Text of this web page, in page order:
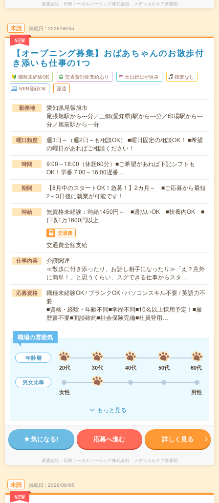
派遣会社 日研トータルソーシング株式会社 メディカルケア事業部
未読
NEW
掲載日 2026/08/05
【オープニング募集】おばあちゃんのお散歩付
き添いも仕事の1つ
職種未経験OK 交通費別途支給あり 土日祝日が休み 残業なし
WEB登録OK 派遣
勤務地
愛知県尾張旭市
尾張旭駅から---分／三郷(愛知県)駅から---分／印場駅から---
分／旭前駅から---分
曜日頻度
週3日～（週2日～も相談OK） ■曜日固定の相談OK！ ■希望
の曜日があればご相談ください！
時間
9:00～18:00（休憩60分）■ご希望があれば下記シフトも
OK！早番 7:00～16:00遅番 …
期間
【8月中のスタートOK！急募！】2カ月～ ■ご応募から最短
2～3日後に就業が可能です！
時給
無資格未経験：時給1450円～ ■週払いOK ■扶養内OK ■
日収1万1600円以上
交通費
交通費全額支給
仕事内容
介護関連
≪散歩に付き添ったり、お話し相手になったり≫「え？意外
に簡単！」と思うくらい、スグできる仕事からスタ…
応募資格
職種未経験OK / ブランクOK / パソコンスキル不要 / 英語力不
要
■資格・経験・年齢不問■学歴不問■10名以上採用予定！■履
歴書不要■面談確約■社会保険完備■社員登用…
職場の雰囲気
年齢層
20代
30代 40代 50代
60代
男女比率
女性
男性
もっと見る
気になる! 応募へ進む 詳しく見る
派遣会社 日研トータルソーシング株式会社 メディカルケア事業部
未読
NEW
掲載日 2026/08/05